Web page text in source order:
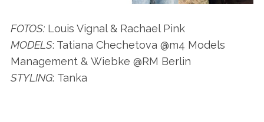
FOTOS:Louis Vignal & Rachael Pink
MODELS: Tatiana Chechetova @m4 Models
Management & Wiebke @RM Berlin
STYLING: Tanka